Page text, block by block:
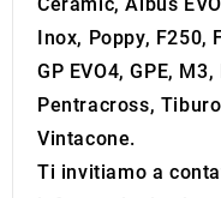
of their services.
Inox, Poppy, F250,
GP EVO4, GPE,
Pentracross,
Vintacone.
Ti invitiamo a